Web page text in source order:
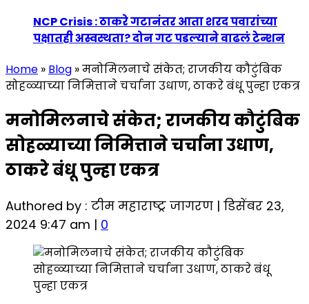
NCP Crisis : ठाकरे गटानंतर आता शरद पवारांच्या
पक्षातही अस्वस्थता? दोन गट पडल्याने वाढलं टेन्शन
Home » Blog »मनोमिलनाचे संकेत; राजकीय कौटुंबिक
सोहळ्याच्या निमित्ताने चर्चाना उधाण, ठाकरे बंधू पुन्हा एकत्र
मनोमिलनाचे संकेत; राजकीय कौटुंबिक
सोहळ्याच्या निमित्ताने चर्चाना उधाण,
ठाकरे बंधू पुन्हा एकत्र
Authored by : टीम महाराष्ट्र जागरण | डिसेंबर 23,
2024 9:47 am | 0